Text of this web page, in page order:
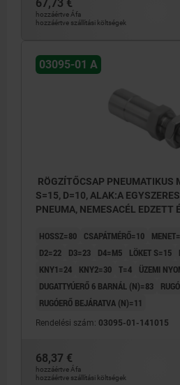
67,73 €
hozzáértve Áfa
hozzáértve szállítási költségek
03095-01 A
RÖGZÍTŐCSAP PNEUMATIKUS
S=15, D=10, ALAK:A
PNEUMA, NEMESACÉL EDZETT
HOSSZ=80 CSAPÁTMÉRŐ=10
D2=22
D3=23 D4=M5 LÖKET S=15
KNY1=24
KNY2=30 T=4
ÜZEMI
DUGATTYÚERŐ 6 BARNÁL (N)=83
RUGÓERŐ BEJÁRATVA (N)=11
Rendelési szám: 03095-01-141015
68,37 €
hozzáértve Áfa
hozzáértve szállítási költségek